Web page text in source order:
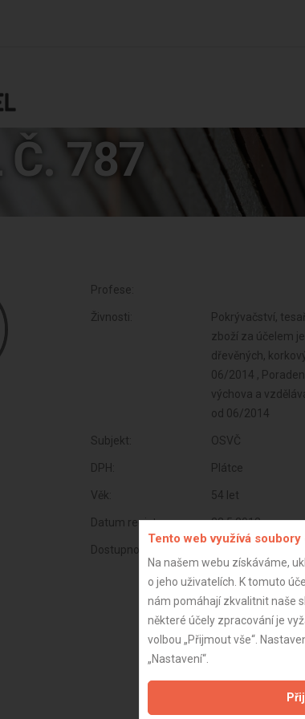
Č. 787
Profese:
Živnosti:
Pokrývačství,
zboží za účelem
dřevěných,
06/2014 ,
výchova a
od 06/2014
Subjekt: OSVČ
DPH: Plátce
Věk: 54 let
Datum registrace: 23.5.2013
Dostupnost:
Tento web využívá
Na našem webu získáváme,
o jeho uživatelích. K tomuto
nám pomáhají zkvalitnit naše
některé účely zpracování je
volbou „Přijmout vše“.
„Nastavení“.